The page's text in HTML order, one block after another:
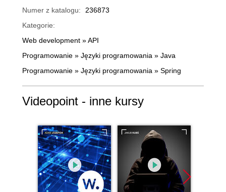
Numer z katalogu:
236873
Kategorie:
Web development »API
Programowanie » Języki programowania » Java
Programowanie » Języki programowania » Spring
Videopoint - inne kursy